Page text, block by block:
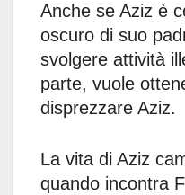
Anche se Aziz è
oscuro di suo
svolgere attività
parte, vuole
disprezzare Aziz.
La vita di Aziz
quando incontra